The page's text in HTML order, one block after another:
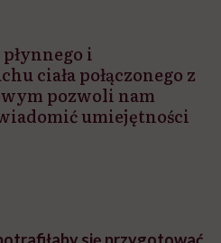
i
ciała połączonego z
pozwoli nam
umiejętności